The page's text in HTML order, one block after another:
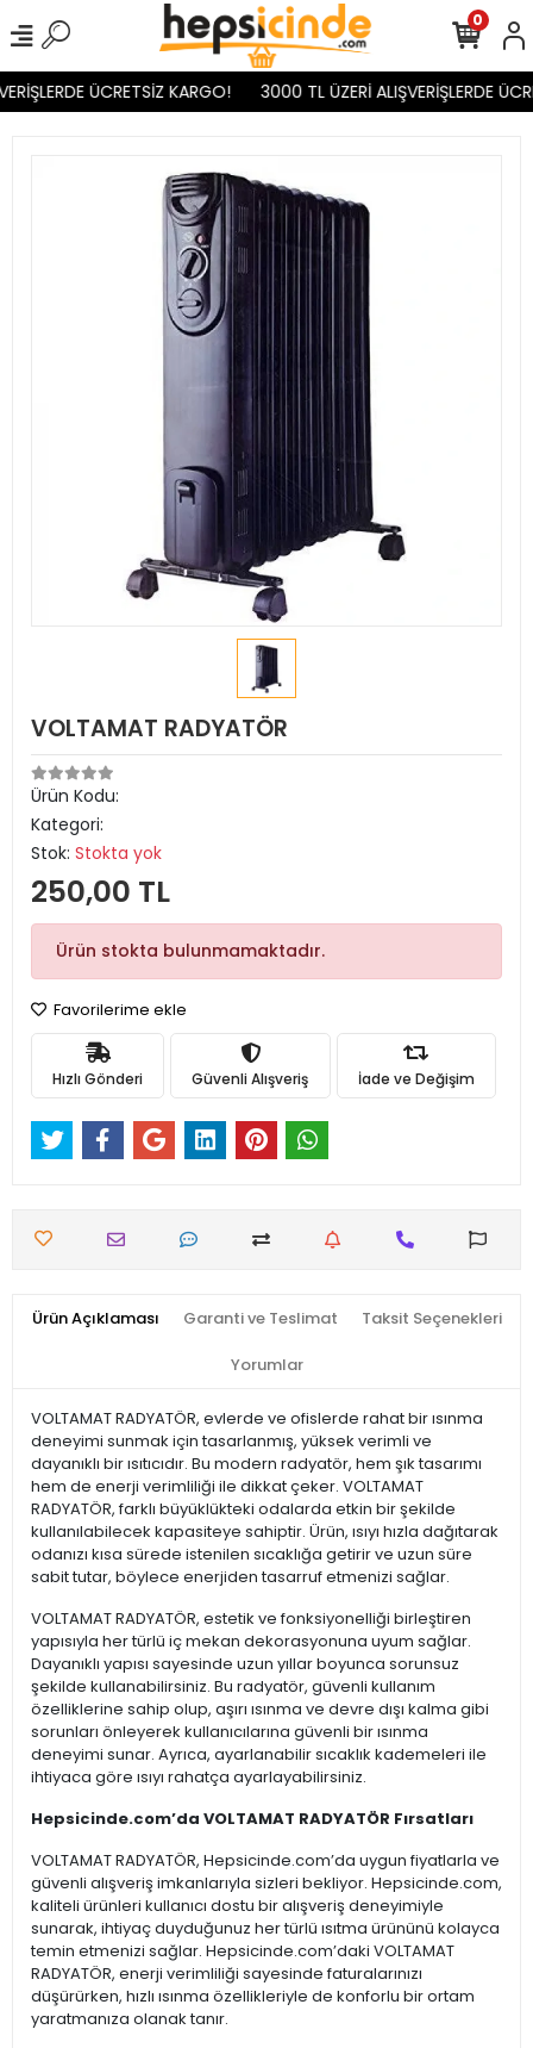
ÜCRETSİZ KARGO! 3000 TL ÜZERİ ALIŞVERİŞLERDE
0
VOLTAMAT RADYATÖR
Ürün Kodu:
Kategori:
Stok: Stokta yok
250,00 TL
Ürün stokta bulunmamaktadır.
Favorilerime ekle
Hızlı Gönderi Güvenli Alışveriş İade ve Değişim
Ürün Açıklaması Garanti ve Teslimat Taksit Seçenekleri
Yorumlar
VOLTAMAT RADYATÖR, evlerde ve ofislerde rahat bir ısınma
deneyimi sunmak için tasarlanmış, yüksek verimli ve
dayanıklı bir ısıtıcıdır. Bu modern radyatör, hem şık tasarımı
hem de enerji verimliliği ile dikkat çeker. VOLTAMAT
RADYATÖR, farklı büyüklükteki odalarda etkin bir şekilde
kullanılabilecek kapasiteye sahiptir. Ürün, ısıyı hızla dağıtarak
odanızı kısa sürede istenilen sıcaklığa getirir ve uzun süre
sabit tutar, böylece enerjiden tasarruf etmenizi sağlar.
VOLTAMAT RADYATÖR, estetik ve fonksiyonelliği birleştiren
yapısıyla her türlü iç mekan dekorasyonuna uyum sağlar.
Dayanıklı yapısı sayesinde uzun yıllar boyunca sorunsuz
şekilde kullanabilirsiniz. Bu radyatör, güvenli kullanım
özelliklerine sahip olup, aşırı ısınma ve devre dışı kalma gibi
sorunları önleyerek kullanıcılarına güvenli bir ısınma
deneyimi sunar. Ayrıca, ayarlanabilir sıcaklık kademeleri ile
ihtiyaca göre ısıyı rahatça ayarlayabilirsiniz.
Hepsicinde.com’da VOLTAMAT RADYATÖR Fırsatları
VOLTAMAT RADYATÖR, Hepsicinde.com’da uygun fiyatlarla ve
güvenli alışveriş imkanlarıyla sizleri bekliyor. Hepsicinde.com,
kaliteli ürünleri kullanıcı dostu bir alışveriş deneyimiyle
sunarak, ihtiyaç duyduğunuz her türlü ısıtma ürününü kolayca
temin etmenizi sağlar. Hepsicinde.com’daki VOLTAMAT
RADYATÖR, enerji verimliliği sayesinde faturalarınızı
düşürürken, hızlı ısınma özellikleriyle de konforlu bir ortam
yaratmanıza olanak tanır.